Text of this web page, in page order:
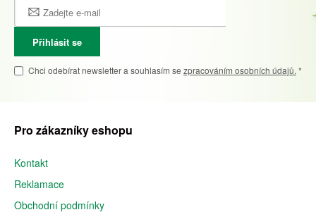
Přihlásit se
Chci odebírat newsletter a souhlasím se zpracováním osobních údajů. *
Pro zákazníky eshopu
Kontakt
Reklamace
Obchodní podmínky